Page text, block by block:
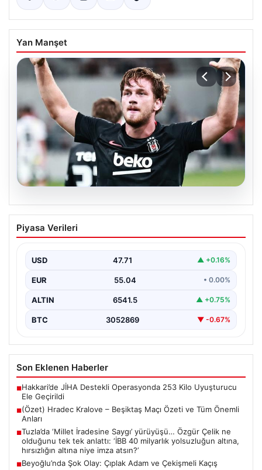
Yan Manşet
(Özet) Hradec Kralove – Beşiktaş Maçı
Özeti ve Tüm Önemli Anları
Piyasa Verileri
USD 47.71 ▲ +0.16%
EUR 55.04 • 0.00%
ALTIN 6541.5 ▲ +0.75%
BTC 3052869 ▼ -0.67%
Son Eklenen Haberler
■Hakkari’de JİHA Destekli Operasyonda 253 Kilo Uyuşturucu
Ele Geçirildi
■(Özet) Hradec Kralove – Beşiktaş Maçı Özeti ve Tüm Önemli
Anları
■Tuzla’da ‘Millet İradesine Saygı’ yürüyüşü… Özgür Çelik ne
olduğunu tek tek anlattı: ‘İBB 40 milyarlık yolsuzluğun altına,
hırsızlığın altına niye imza atsın?’
■Beyoğlu’nda Şok Olay: Çıplak Adam ve Çekişmeli Kaçış